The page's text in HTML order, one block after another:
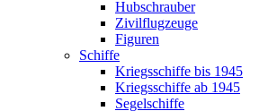
Hubschrauber
Zivilflugzeuge
Figuren
Schiffe
Kriegsschiffe bis 1945
Kriegsschiffe ab 1945
Segelschiffe